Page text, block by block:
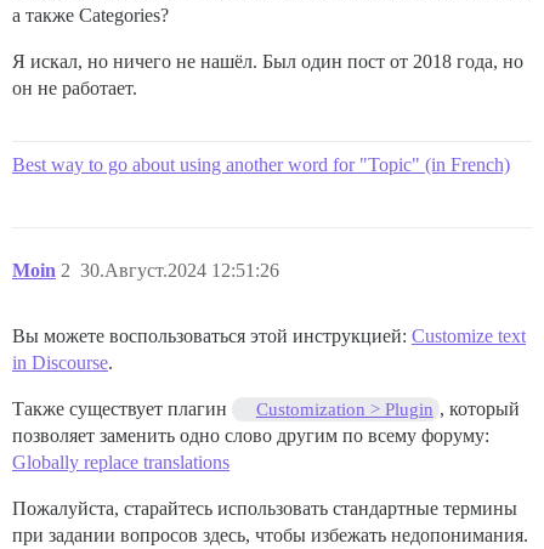
а также Categories?
Я искал, но ничего не нашёл. Был один пост от 2018 года, но
он не работает.
Best way to go about using another word for "Topic" (in French)
Moin 30.Август.2024 12:51:26
2
Вы можете воспользоваться этой инструкцией: Customize text
in Discourse.
Также существует плагин Customization > Plugin , который
позволяет заменить одно слово другим по всему форуму:
Globally replace translations
Пожалуйста, старайтесь использовать стандартные термины
при задании вопросов здесь, чтобы избежать недопонимания.